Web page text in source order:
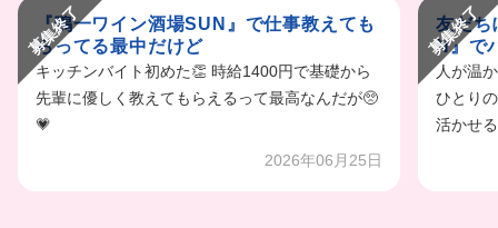
募集終了
『鴨一ワイン酒場SUN』で仕事教えても
らってる最中だけど
キッチンバイト初めた👏 時給1400円で基礎から
先輩に優しく教えてもらえるって最高なんだが🥺
💗
2026年06月25日
募集終了
友だち
N』で
人が温
ひとり
活かせ